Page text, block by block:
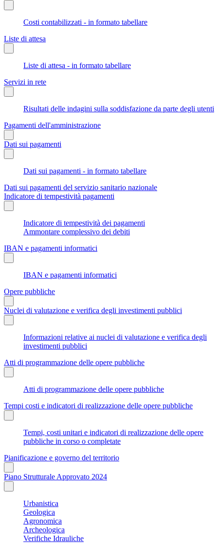
Costi contabilizzati - in formato tabellare
Liste di attesa
Liste di attesa - in formato tabellare
Servizi in rete
Risultati delle indagini sulla soddisfazione da parte degli utenti
Pagamenti dell'amministrazione
Dati sui pagamenti
Dati sui pagamenti - in formato tabellare
Dati sui pagamenti del servizio sanitario nazionale
Indicatore di tempestività pagamenti
Indicatore di tempestività dei pagamenti
Ammontare complessivo dei debiti
IBAN e pagamenti informatici
IBAN e pagamenti informatici
Opere pubbliche
Nuclei di valutazione e verifica degli investimenti pubblici
Informazioni relative ai nuclei di valutazione e verifica degli
investimenti pubblici
Atti di programmazione delle opere pubbliche
Atti di programmazione delle opere pubbliche
Tempi costi e indicatori di realizzazione delle opere pubbliche
Tempi, costi unitari e indicatori di realizzazione delle opere
pubbliche in corso o completate
Pianificazione e governo del territorio
Piano Strutturale Approvato 2024
Urbanistica
Geologica
Agronomica
Archeologica
Verifiche Idrauliche